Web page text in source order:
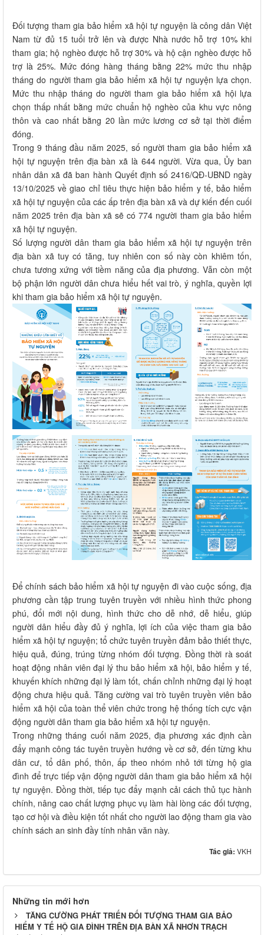
Đối tượng tham gia bảo hiểm xã hội tự nguyện là công dân Việt
Nam từ đủ 15 tuổi trở lên và được Nhà nước hỗ trợ 10% khi
tham gia; hộ nghèo được hỗ trợ 30% và hộ cận nghèo được hỗ
trợ là 25%. Mức đóng hàng tháng bằng 22% mức thu nhập
tháng do người tham gia bảo hiểm xã hội tự nguyện lựa chọn.
Mức thu nhập tháng do người tham gia bảo hiểm xã hội lựa
chọn thấp nhất bằng mức chuẩn hộ nghèo của khu vực nông
thôn và cao nhất bằng 20 lần mức lương cơ sở tại thời điểm
đóng.
Trong 9 tháng đầu năm 2025, số người tham gia bảo hiểm xã
hội tự nguyện trên địa bàn xã là 644 người. Vừa qua, Ủy ban
nhân dân xã đã ban hành Quyết định số 2416/QĐ-UBND ngày
13/10/2025 về giao chỉ tiêu thực hiện bảo hiểm y tế, bảo hiểm
xã hội tự nguyện của các ấp trên địa bàn xã và dự kiến đến cuối
năm 2025 trên địa bàn xã sẽ có 774 người tham gia bảo hiểm
xã hội tự nguyện.
Số lượng người dân tham gia bảo hiểm xã hội tự nguyện trên
địa bàn xã tuy có tăng, tuy nhiên con số này còn khiêm tốn,
chưa tương xứng với tiềm năng của địa phương. Vẫn còn một
bộ phận lớn người dân chưa hiểu hết vai trò, ý nghĩa, quyền lợi
khi tham gia bảo hiểm xã hội tự nguyện.
Để chính sách bảo hiểm xã hội tự nguyện đi vào cuộc sống, địa
phương cần tập trung tuyên truyền với nhiều hình thức phong
phú, đổi mới nội dung, hình thức cho dễ nhớ, dễ hiểu, giúp
người dân hiểu đầy đủ ý nghĩa, lợi ích của việc tham gia bảo
hiểm xã hội tự nguyện; tổ chức tuyên truyền đảm bảo thiết thực,
hiệu quả, đúng, trúng từng nhóm đối tượng. Đồng thời rà soát
hoạt động nhân viên đại lý thu bảo hiểm xã hội, bảo hiểm y tế,
khuyến khích những đại lý làm tốt, chấn chỉnh những đại lý hoạt
động chưa hiệu quả. Tăng cường vai trò tuyên truyền viên bảo
hiểm xã hội của toàn thể viên chức trong hệ thống tích cực vận
động người dân tham gia bảo hiểm xã hội tự nguyện.
Trong những tháng cuối năm 2025, địa phương xác định cần
đẩy mạnh công tác tuyên truyền hướng về cơ sở, đến từng khu
dân cư, tổ dân phố, thôn, ấp theo nhóm nhỏ tới từng hộ gia
đình để trực tiếp vận động người dân tham gia bảo hiểm xã hội
tự nguyện. Đồng thời, tiếp tục đẩy mạnh cải cách thủ tục hành
chính, nâng cao chất lượng phục vụ làm hài lòng các đối tượng,
tạo cơ hội và điều kiện tốt nhất cho người lao động tham gia vào
chính sách an sinh đầy tính nhân văn này.
Tác giả: VKH
Những tin mới hơn
TĂNG CƯỜNG PHÁT TRIẾN ĐỐI TƯỢNG THAM GIA BẢO
HIỂM Y TẾ HỘ GIA ĐÌNH TRÊN ĐỊA BÀN XÃ NHƠN TRẠCH